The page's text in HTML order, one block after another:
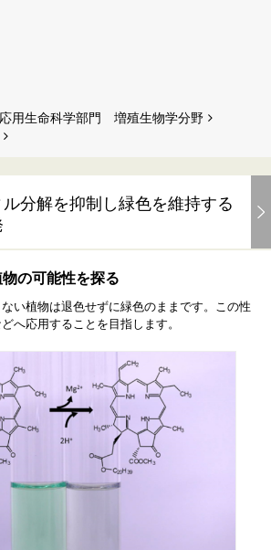
用生命科学部門 増殖生物学分野
分解を抑制し緑色を維持する
の可能性を探る
い植物は退色せずに緑色のままです。この性
へ応用することを目指します。